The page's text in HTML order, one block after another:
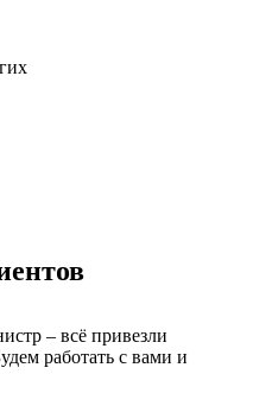
– всё привезли
работать с вами и